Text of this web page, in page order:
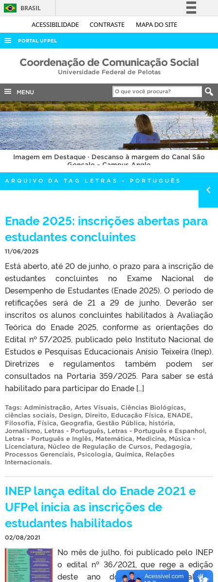
ACESSIBILIDADE CONTRASTE MAPA DO SITE
BRASIL
Simplifique!
Acesso à informação
Legislação
Canais
PORTAL UFPEL
ACESSO À INFORMAÇÃO
COBALTO
CONCURSOS
EDITAIS
INTERNACIONAL
OUVIDORIA
PORTARIAS
TELEFONES
Coordenação de Comunicação Social
Universidade Federal de Pelotas
MENU
Imagem em Destaque · Descanso à margem do Canal São
Gonçalo – Campus Anglo
ARQUIVO DA TAG LETRAS – PORTUGUÊS
Enade 2025: inscrições abertas para
estudantes concluintes
11/06/2025
Está aberto, até 20 de junho, o prazo para a inscrição de
estudantes concluintes no Exame Nacional de
Desempenho de Estudantes (Enade 2025). O período de
retificações será de 21 a 29 de junho. Deverão ser
inscritos os alunos concluintes habilitados à Avaliação
Teórica do Enade 2025, conforme as orientações do
Edital nº 57/2025, publicado pelo Instituto Nacional de
Estudos e Pesquisas Educacionais Anísio Teixeira (Inep).
Diretrizes e regulamentos também podem ser
consultados na Portaria 359/2025. Para saber se está
habilitado para participar do Enade […]
Tags: Administração, Artes Visuais, Ciências Biológicas,
ciências sociais, Design, Direito, Educação Física, ENADE,
Filosofia, Física, Geografia, Gestão Pública, história,
Jornalismo, Letras - Português, Letras - Português e Espanhol,
Letras - Português e Inglês, Matemática, Medicina, Música -
Licenciatura, Núcleo de Regulação de Cursos, Pedagogia,
Processos Gerenciais, Psicologia, Química, Relações
Internacionais.
INEP lança edital do Enade 2021 e
UFPel inicia as inscrições de
estudantes habilitados
02/08/2021
No mês de julho, foi publicado pelo INEP
o edital nº 36/2021, que rege a edição
deste ano do Exame Nacional de